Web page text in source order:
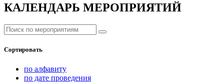
КАЛЕНДАРЬ МЕРОПРИЯТИЙ
Сортировать
по алфавиту
по дате проведения